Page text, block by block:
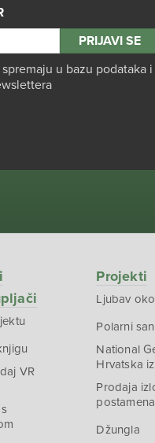
u bazu podataka i
VR
Projekti
Ljubav
Polarni san
National
Hrvatska
Prodaja
Džungla